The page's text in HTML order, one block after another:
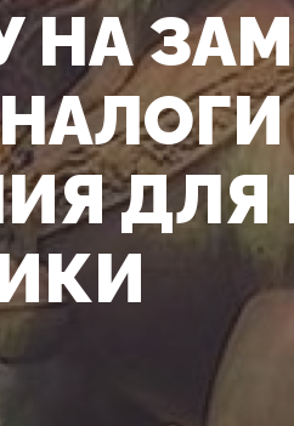
НА
ДЛЯ